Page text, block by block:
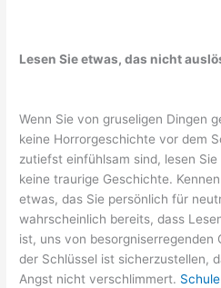
Lesen Sie etwas, das nicht
Wenn Sie von gruseligen Dingen
keine Horrorgeschichte vor dem
zutiefst einfühlsam sind, lesen
keine traurige Geschichte.
etwas, das Sie persönlich für
wahrscheinlich bereits, dass
ist, uns von besorgniserregenden
der Schlüssel ist sicherzustellen,
Angst nicht verschlimmert.